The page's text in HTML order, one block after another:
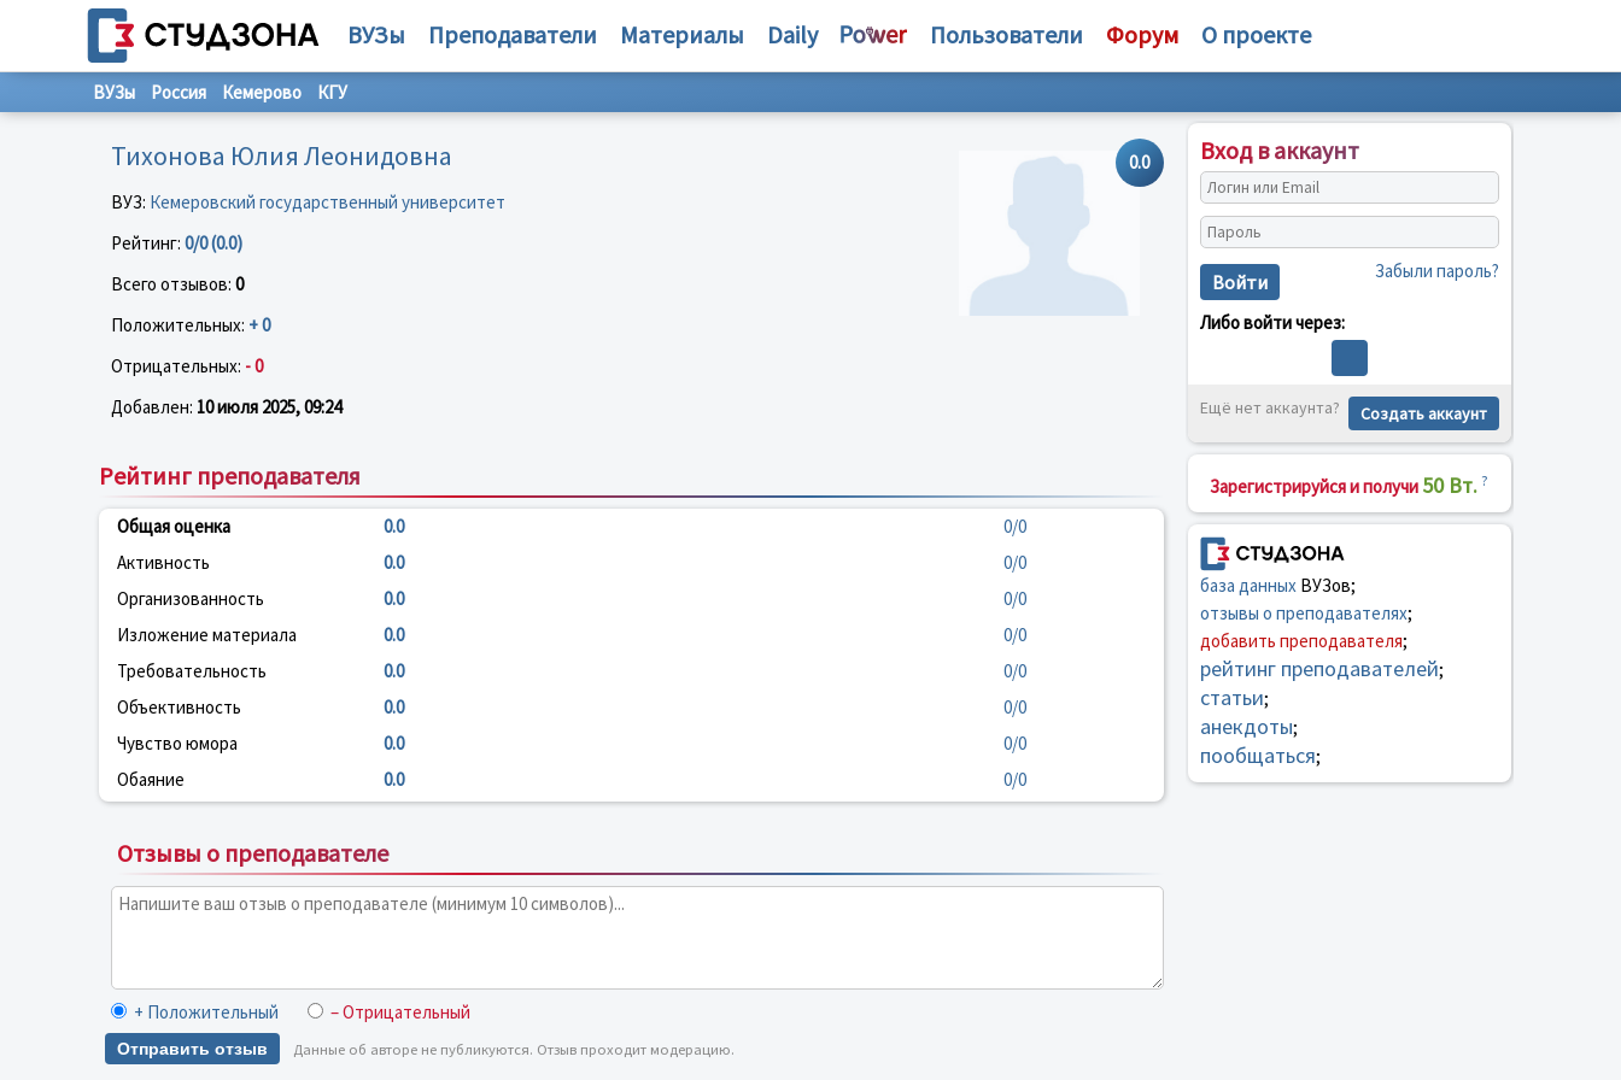
ВУЗы Преподаватели Материалы Daily Пользователи Форум О проекте
ВУЗы Россия Кемерово КГУ
0.0
Тихонова Юлия Леонидовна
ВУЗ: Кемеровский государственный университет
Рейтинг: 0/0 (0.0)
Всего отзывов: 0
Положительных: + 0
Отрицательных: - 0
Добавлен: 10 июля 2025, 09:24
Рейтинг преподавателя
Общая оценка 0.0
0/0
Активность
0.0
0/0
Организованность
0.0
0/0
Изложение материала
0.0
0/0
Требовательность
0.0
0/0
Объективность
0.0
0/0
Чувство юмора
0.0
0/0
Обаяние
0.0 0/0
Отзывы о преподавателе
+ Положительный – Отрицательный
Отправить отзыв Данные об авторе не публикуются. Отзыв проходит модерацию.
Вход в аккаунт
Войти Забыли пароль?
Либо войти через:
Ещё нет аккаунта? Создать аккаунт
Зарегистрируйся и получи 50 Вт. ?
база данныхВУЗов;
отзывы о преподавателях;
добавить преподавателя;
рейтинг преподавателей;
статьи;
анекдоты;
пообщаться;